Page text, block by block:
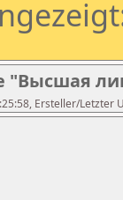
"Высшая
Ersteller/Letzter